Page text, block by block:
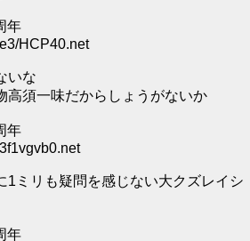
年
HCP40.net
いな
高須一味だからしょうがないか
年
1ミリも疑問を感じない大クズレイシ
年